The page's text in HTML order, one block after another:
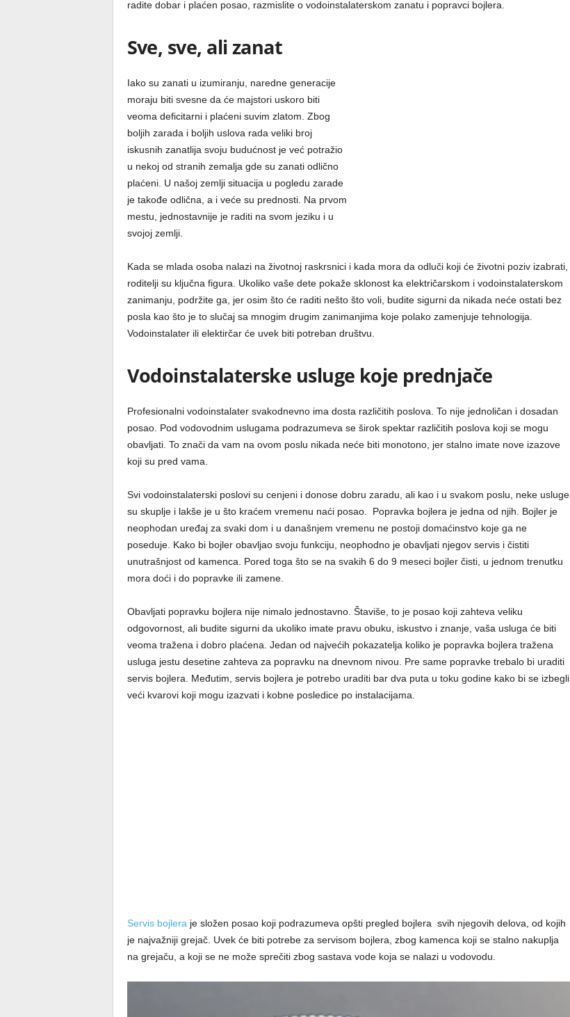
radite dobar i plaćen posao, razmislite o vodoinstalaterskom zanatu i popravci bojlera.
Sve, sve, ali zanat
Iako su zanati u izumiranju, naredne generacije
moraju biti svesne da će majstori uskoro biti
veoma deficitarni i plaćeni suvim zlatom. Zbog
boljih zarada i boljih uslova rada veliki broj
iskusnih zanatlija svoju budućnost je već potražio
u nekoj od stranih zemalja gde su zanati odlično
plaćeni. U našoj zemlji situacija u pogledu zarade
je takođe odlična, a i veće su prednosti. Na prvom
mestu, jednostavnije je raditi na svom jeziku i u
svojoj zemlji.
Kada se mlada osoba nalazi na životnoj raskrsnici i kada mora da odluči koji će životni poziv izabrati,
roditelji su ključna figura. Ukoliko vaše dete pokaže sklonost ka električarskom i vodoinstalaterskom
zanimanju, podržite ga, jer osim što će raditi nešto što voli, budite sigurni da nikada neće ostati bez
posla kao što je to slučaj sa mnogim drugim zanimanjima koje polako zamenjuje tehnologija.
Vodoinstalater ili elektirčar će uvek biti potreban društvu.
Vodoinstalaterske usluge koje prednjače
Profesionalni vodoinstalater svakodnevno ima dosta različitih poslova. To nije jednoličan i dosadan
posao. Pod vodovodnim uslugama podrazumeva se širok spektar različitih poslova koji se mogu
obavljati. To znači da vam na ovom poslu nikada neće biti monotono, jer stalno imate nove izazove
koji su pred vama.
Svi vodoinstalaterski poslovi su cenjeni i donose dobru zaradu, ali kao i u svakom poslu, neke usluge
su skuplje i lakše je u što kraćem vremenu naći posao. Popravka bojlera je jedna od njih. Bojler je
neophodan uređaj za svaki dom i u današnjem vremenu ne postoji domaćinstvo koje ga ne
poseduje. Kako bi bojler obavljao svoju funkciju, neophodno je obavljati njegov servis i čistiti
unutrašnjost od kamenca. Pored toga što se na svakih 6 do 9 meseci bojler čisti, u jednom trenutku
mora doći i do popravke ili zamene.
Obavljati popravku bojlera nije nimalo jednostavno. Štaviše, to je posao koji zahteva veliku
odgovornost, ali budite sigurni da ukoliko imate pravu obuku, iskustvo i znanje, vaša usluga će biti
veoma tražena i dobro plaćena. Jedan od najvećih pokazatelja koliko je popravka bojlera tražena
usluga jestu desetine zahteva za popravku na dnevnom nivou. Pre same popravke trebalo bi uraditi
servis bojlera. Međutim, servis bojlera je potrebo uraditi bar dva puta u toku godine kako bi se izbegli
veći kvarovi koji mogu izazvati i kobne posledice po instalacijama.
Servis bojlera je složen posao koji podrazumeva opšti pregled bojlera svih njegovih delova, od kojih
je najvažniji grejač. Uvek će biti potrebe za servisom bojlera, zbog kamenca koji se stalno nakuplja
na grejaču, a koji se ne može sprečiti zbog sastava vode koja se nalazi u vodovodu.